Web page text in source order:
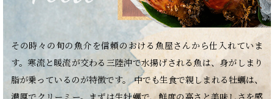
その時々の旬の魚介を信頼のおける魚屋さんから仕入れていま
す。寒流と暖流が交わる三陸沖で水揚げされる魚は、身がしまり
脂が乗っているのが特徴です。 中でも生食で親しまれる牡蠣は、
濃厚でクリーミー。まずは生牡蠣で、鮮度の高さと美味しさを感